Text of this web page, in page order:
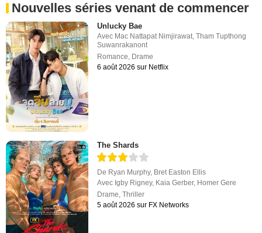
Nouvelles séries venant de commencer
Unlucky Bae
Avec Mac Nattapat Nimjirawat,Tham Tupthong
Suwanrakanont
Romance, Drame
6 août 2026 sur Netflix
The Shards
De Ryan Murphy, Bret Easton Ellis
Avec Igby Rigney, Kaia Gerber, Homer Gere
Drame ,Thriller
5 août 2026 sur FX Networks